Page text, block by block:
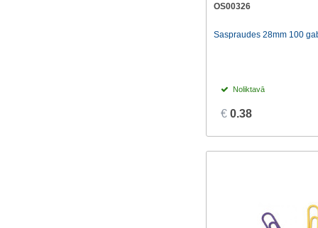
OS00326
Saspraudes 28mm 100
Noliktavā
€ 0.38